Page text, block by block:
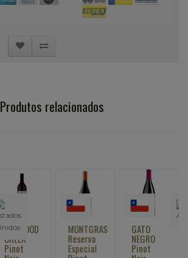
Produtos relacionados
REDWOOD
CREEK
Pinot
MONTGRAS
Reserva
Especial
GATO
NEGRO
Pinot